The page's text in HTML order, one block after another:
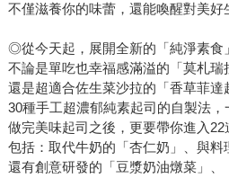
不僅滋養你的味蕾，還能喚醒對美好
◎從今天起，展開全新的「純淨素食
不論是單吃也幸福感滿溢的「莫札瑞
還是超適合佐生菜沙拉的「香草菲達
30種手工超濃郁純素起司的自製法，
做完美味起司之後，更要帶你進入22
包括：取代牛奶的「杏仁奶」、與料
還有創意研發的「豆漿奶油燉菜」、